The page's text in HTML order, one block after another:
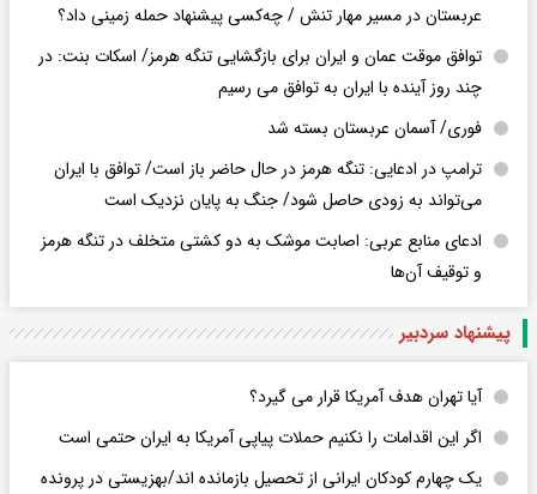
عربستان در مسیر مهار تنش / چه‌کسی پیشنهاد حمله زمینی داد؟
توافق موقت عمان و ایران برای بازگشایی تنگه هرمز/ اسکات بنت: در
چند روز آینده با ایران به توافق می رسیم
فوری/ آسمان عربستان بسته شد
ترامپ در ادعایی: تنگه هرمز در حال حاضر باز است/ توافق با ایران
می‌تواند به‌ زودی حاصل شود/ جنگ به پایان نزدیک است
ادعای منابع عربی: اصابت موشک به دو کشتی متخلف در تنگه هرمز
و توقیف آن‌ها
پیشنهاد سردبیر
آیا تهران هدف آمریکا قرار می گیرد؟
اگر این اقدامات را نکنیم حملات پیاپی آمریکا به ایران حتمی است
یک چهارم کودکان ایرانی از تحصیل بازمانده اند/بهزیستی در پرونده